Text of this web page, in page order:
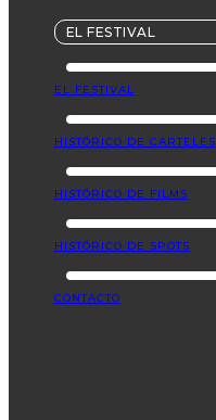
EL FESTIVAL
EL FESTIVAL
HISTÓRICO DE CARTELES
HISTÓRICO DE FILMS
HISTÓRICO DE SPOTS
CONTACTO